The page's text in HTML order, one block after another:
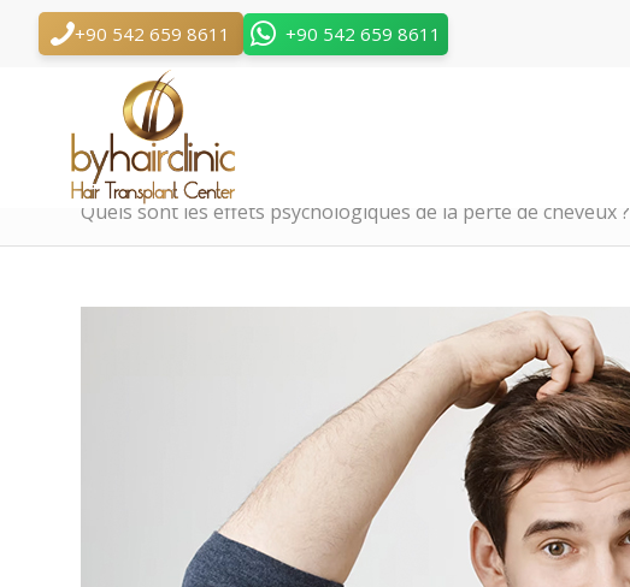
+90 542 659 8611 +90 542 659 8611
Quels sont les effets psychologiques de la perte de cheveux ?